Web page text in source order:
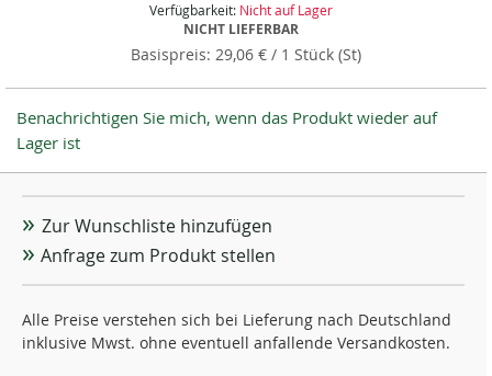
29,06 € / 1 Stück (St)
Verfügbarkeit: Nicht auf Lager
NICHT LIEFERBAR
Benachrichtigen Sie mich, wenn das Produkt wieder auf
Lager ist
Zur Wunschliste hinzufügen
Anfrage zum Produkt stellen
Alle Preise verstehen sich bei Lieferung nach Deutschland
inklusive Mwst. ohne eventuell anfallende Versandkosten.